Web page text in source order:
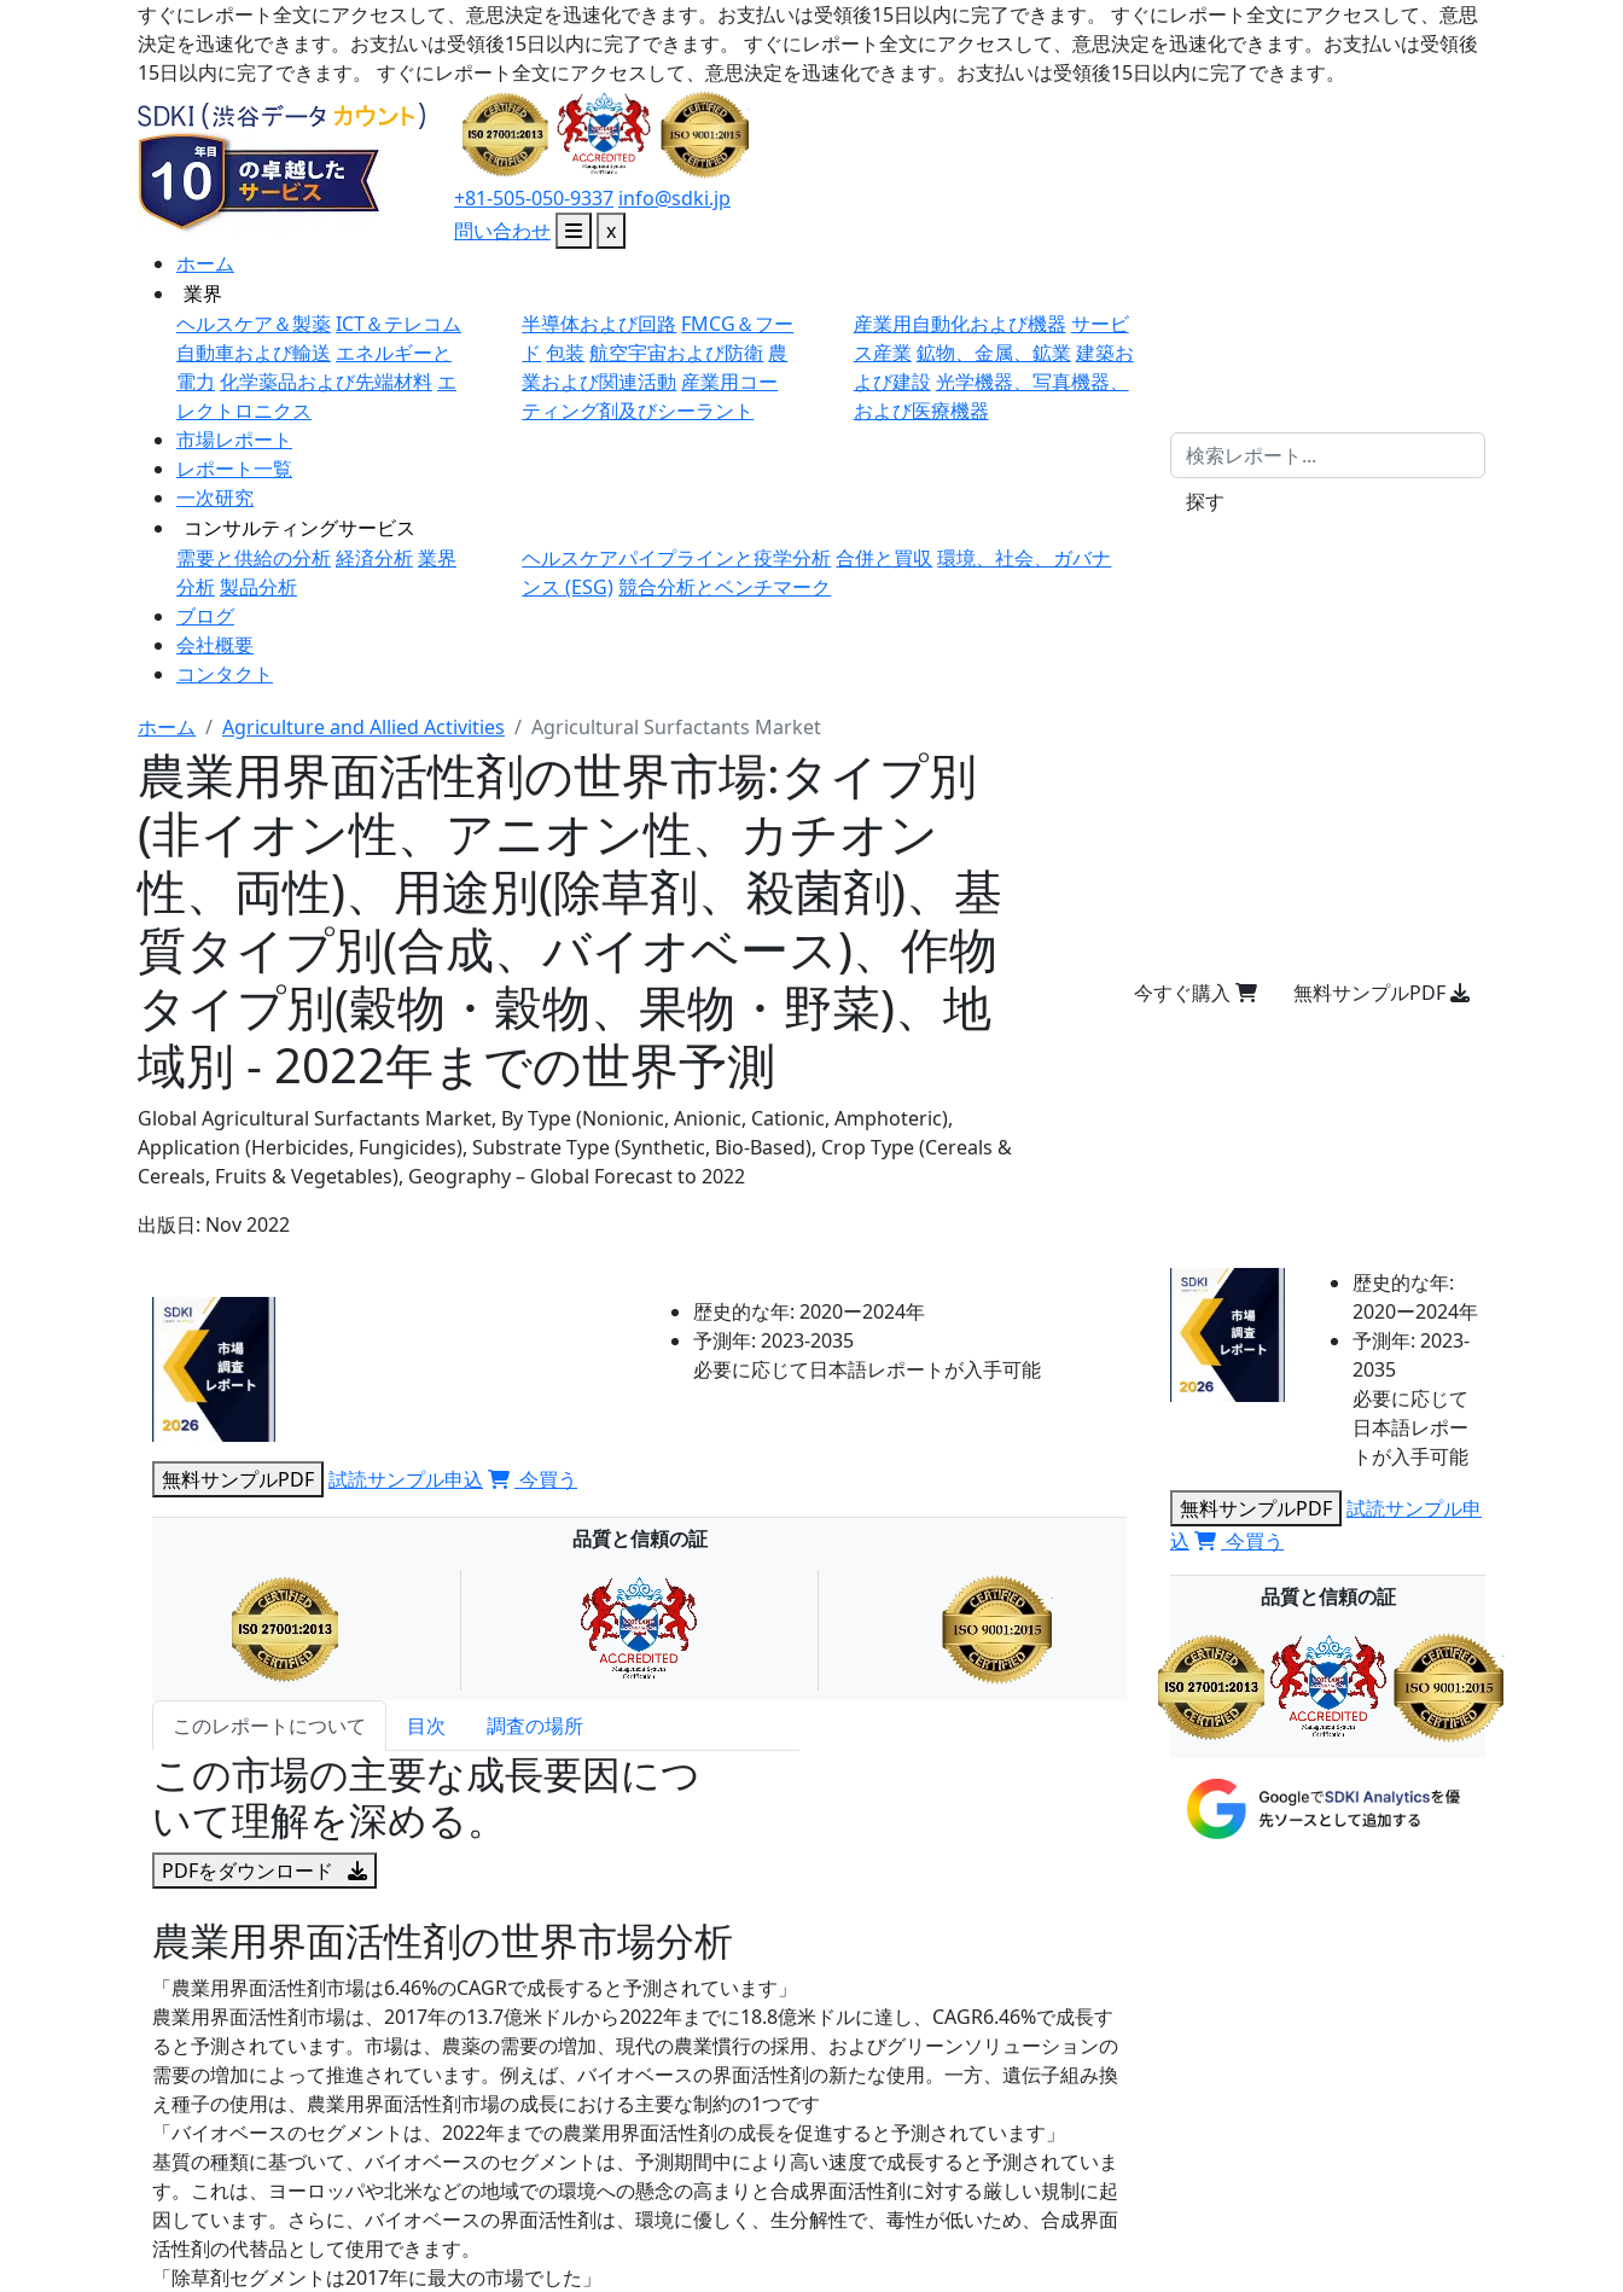
すぐにレポート全文にアクセスして、意思決定を迅速化できます。お支払いは受領後15日以内に完了できます。
すぐにレポート全文にアクセスして、意思
決定を迅速化できます。お支払いは受領後15日以内に完了できます。
すぐにレポート全文にアクセスして、意思決定を迅速化できます。お支払いは受領後
15日以内に完了できます。
すぐにレポート全文にアクセスして、意思決定を迅速化できます。お支払いは受領後15日以内に完了できます。
+81-505-050-9337 info@sdki.jp
問い合わせ
x
ホーム
業界
ヘルスケア＆製薬ICT＆テレコム
自動車および輸送 エネルギーと
電力 化学薬品および先端材料 エ
レクトロニクス
半導体および回路 FMCG＆フー
ド 包装 航空宇宙および防衛 農
業および関連活動 産業用コー
ティング剤及びシーラント
産業用自動化および機器 サービ
ス産業 鉱物、金属、鉱業 建築お
よび建設 光学機器、写真機器、
および医療機器
市場レポート
レポート一覧
一次研究
コンサルティングサービス
需要と供給の分析経済分析業界
分析製品分析
ヘルスケアパイプラインと疫学分析合併と買収 環境、社会、ガバナ
ンス (ESG)競合分析とベンチマーク
ブログ
会社概要
コンタクト
探す
ホーム Agriculture and Allied Activities Agricultural Surfactants Market
農業用界面活性剤の世界市場:タイプ別
(非イオン性、アニオン性、カチオン
性、両性)、用途別(除草剤、殺菌剤)、基
質タイプ別(合成、バイオベース)、作物
タイプ別(穀物・穀物、果物・野菜)、地
域別 - 2022年までの世界予測
Global Agricultural Surfactants Market, By Type (Nonionic, Anionic, Cationic, Amphoteric),
Application (Herbicides, Fungicides), Substrate Type (Synthetic, Bio-Based), Crop Type (Cereals &
Cereals, Fruits & Vegetables), Geography – Global Forecast to 2022
出版日: Nov 2022
今すぐ購入 無料サンプルPDF
歴史的な年: 2020ー2024年
予測年: 2023-2035
必要に応じて日本語レポートが入手可能
無料サンプルPDF 試読サンプル申込 今買う
品質と信頼の証
このレポートについて 目次 調査の場所
この市場の主要な成長要因につ
いて理解を深める。
PDFをダウンロード
農業用界面活性剤の世界市場分析
「農業用界面活性剤市場は6.46%のCAGRで成長すると予測されています」
農業用界面活性剤市場は、2017年の13.7億米ドルから2022年までに18.8億米ドルに達し、CAGR6.46%で成長す
ると予測されています。市場は、農薬の需要の増加、現代の農業慣行の採用、およびグリーンソリューションの
需要の増加によって推進されています。例えば、バイオベースの界面活性剤の新たな使用。一方、遺伝子組み換
え種子の使用は、農業用界面活性剤市場の成長における主要な制約の1つです
「バイオベースのセグメントは、2022年までの農業用界面活性剤の成長を促進すると予測されています」
基質の種類に基づいて、バイオベースのセグメントは、予測期間中により高い速度で成長すると予測されていま
す。これは、ヨーロッパや北米などの地域での環境への懸念の高まりと合成界面活性剤に対する厳しい規制に起
因しています。さらに、バイオベースの界面活性剤は、環境に優しく、生分解性で、毒性が低いため、合成界面
活性剤の代替品として使用できます。
「除草剤セグメントは2017年に最大の市場でした」
歴史的な年:
2020ー2024年
予測年: 2023-
2035
必要に応じて
日本語レポー
トが入手可能
無料サンプルPDF 試読サンプル申
込
今買う
品質と信頼の証